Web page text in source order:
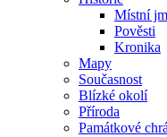
Místní
Pověsti
Kronika
Mapy
Současnost
Blízké okolí
Příroda
Památkové